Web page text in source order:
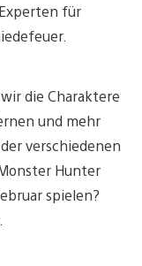
für
die Charaktere
und mehr
verschiedenen
Hunter
spielen?